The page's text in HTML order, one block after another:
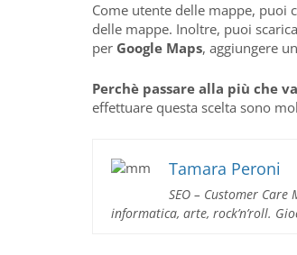
Come utente delle mappe, puoi
delle mappe. Inoltre, puoi
per Google Maps, aggiungere
Perchè passare alla più che
effettuare questa scelta sono
Tamara Peroni
SEO – Customer
informatica, arte, rock’n’roll.